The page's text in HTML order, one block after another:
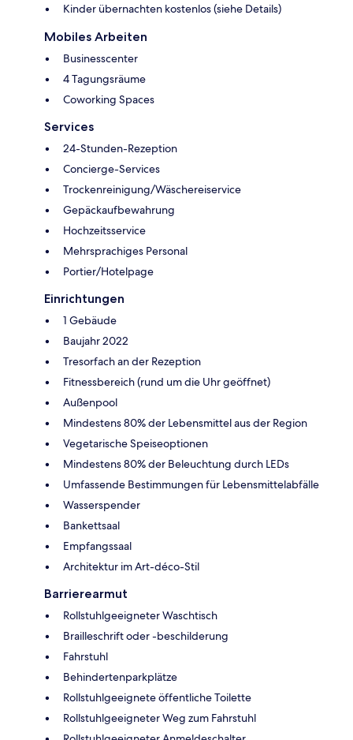
Kinder übernachten kostenlos (siehe Details)
Mobiles Arbeiten
Businesscenter
4 Tagungsräume
Coworking Spaces
Services
24-Stunden-Rezeption
Concierge-Services
Trockenreinigung/Wäschereiservice
Gepäckaufbewahrung
Hochzeitsservice
Mehrsprachiges Personal
Portier/Hotelpage
Einrichtungen
1 Gebäude
Baujahr 2022
Tresorfach an der Rezeption
Fitnessbereich (rund um die Uhr geöffnet)
Außenpool
Mindestens 80% der Lebensmittel aus der Region
Vegetarische Speiseoptionen
Mindestens 80% der Beleuchtung durch LEDs
Umfassende Bestimmungen für Lebensmittelabfälle
Wasserspender
Bankettsaal
Empfangssaal
Architektur im Art-déco-Stil
Barrierearmut
Rollstuhlgeeigneter Waschtisch
Brailleschrift oder -beschilderung
Fahrstuhl
Behindertenparkplätze
Rollstuhlgeeignete öffentliche Toilette
Rollstuhlgeeigneter Weg zum Fahrstuhl